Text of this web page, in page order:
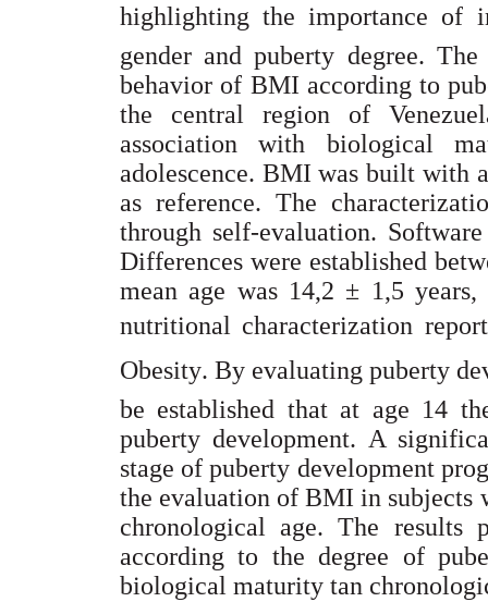
highlighting the importance of
gender and puberty degree.
behavior of BMI according to
the central region of
association with biological
adolescence. BMI was built with
as reference. The
through self-evaluation.
Differences were established
mean age was 14,2 ± 1,5
nutritional characterization
Obesity. By evaluating puberty
be established that at age 14
puberty development. A
stage of puberty development
the evaluation of BMI in subjects
chronological age. The
according to the degree of
biological maturity tan